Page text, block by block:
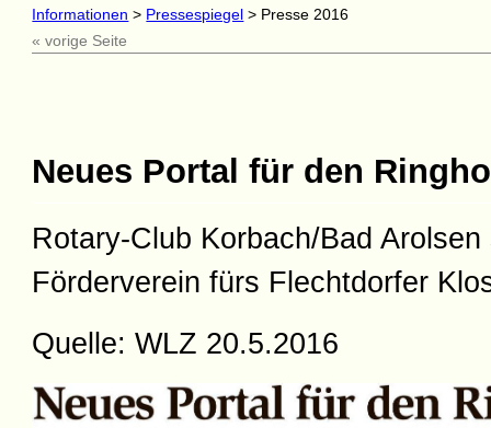
Informationen > Pressespiegel > Presse 2016
« vorige Seite
Neues Portal für den
Rotary-Club Korbach/Bad
Förderverein fürs Flechtdorfer
Quelle: WLZ 20.5.2016